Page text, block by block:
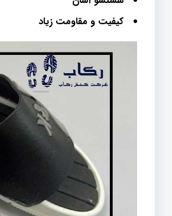
کیفیت و مقاومت زیاد